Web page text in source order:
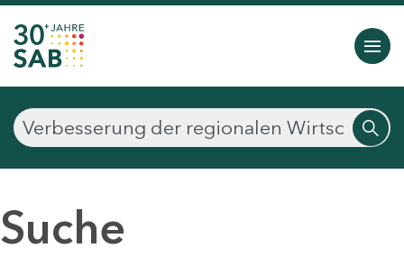
Suche